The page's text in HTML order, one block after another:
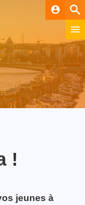
account_circle
!
jeunes à